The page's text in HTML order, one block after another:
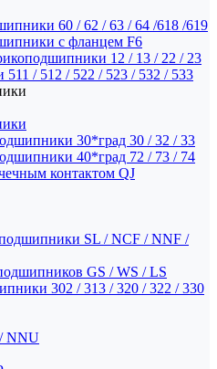
60 / 62 / 63 / 64 /618 /619
с фланцем F6
12 / 13 / 22 / 23
/ 512 / 522 / 523 / 532 / 533
30*град 30 / 32 / 33
40*град 72 / 73 / 74
контактом QJ
SL / NCF / NNF /
GS / WS / LS
302 / 313 / 320 / 322 / 330
NNU